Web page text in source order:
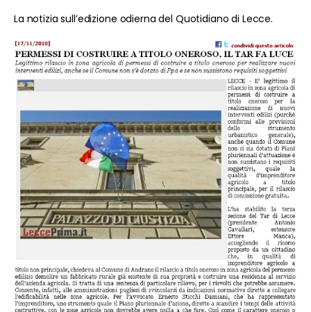
La notizia sull’edizione odierna del Quotidiano di Lecce.